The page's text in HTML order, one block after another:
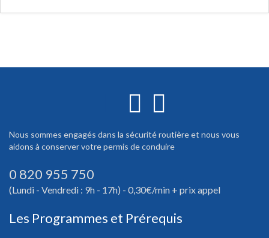
Nous sommes engagés dans la sécurité routière et nous vous
aidons à conserver votre permis de conduire
0 820 955 750
(Lundi - Vendredi : 9h - 17h) - 0,30€/min + prix appel
Les Programmes et Prérequis